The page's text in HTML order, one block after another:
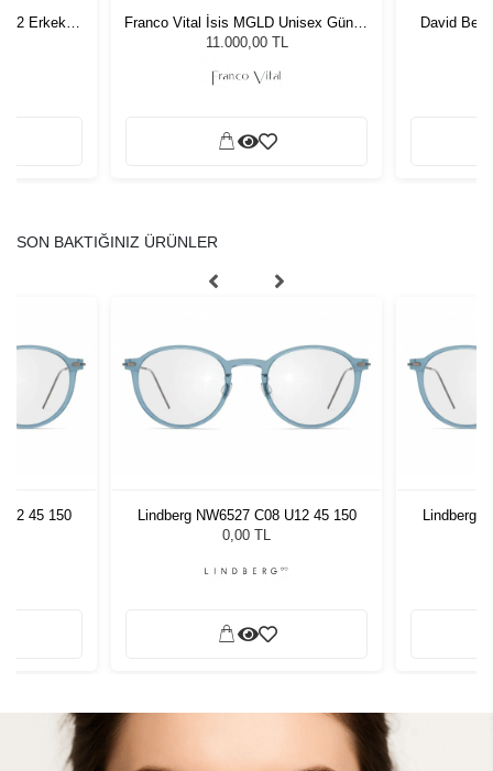
62 Erkek
Franco Vital İsis MGLD Unisex Güneş
Gözlüğü
11.000,00 TL
David
SON BAKTIĞINIZ ÜRÜNLER
45 150
Lindberg NW6527 C08 U12 45 150
0,00 TL
Lindberg